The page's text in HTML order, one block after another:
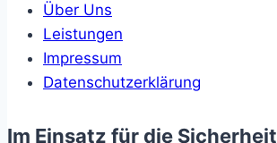
Über Uns
Leistungen
Impressum
Datenschutzerklärung
Im Einsatz für die Sicherheit